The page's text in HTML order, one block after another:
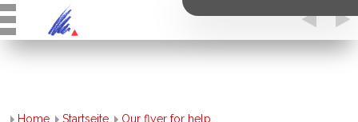
Home Startseite
Our flyer for help